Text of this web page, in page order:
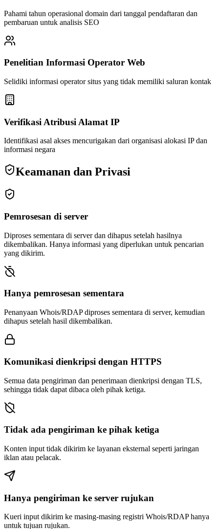
Pahami tahun operasional domain dari tanggal pendaftaran dan
pembaruan untuk analisis SEO
Penelitian Informasi Operator Web
Selidiki informasi operator situs yang tidak memiliki saluran kontak
Verifikasi Atribusi Alamat IP
Identifikasi asal akses mencurigakan dari organisasi alokasi IP dan
informasi negara
Keamanan dan Privasi
Pemrosesan di server
Diproses sementara di server dan dihapus setelah hasilnya
dikembalikan. Hanya informasi yang diperlukan untuk pencarian
yang dikirim.
Hanya pemrosesan sementara
Penanyaan Whois/RDAP diproses sementara di server, kemudian
dihapus setelah hasil dikembalikan.
Komunikasi dienkripsi dengan HTTPS
Semua data pengiriman dan penerimaan dienkripsi dengan TLS,
sehingga tidak dapat dibaca oleh pihak ketiga.
Tidak ada pengiriman ke pihak ketiga
Konten input tidak dikirim ke layanan eksternal seperti jaringan
iklan atau pelacak.
Hanya pengiriman ke server rujukan
Kueri input dikirim ke masing-masing registri Whois/RDAP hanya
untuk tujuan rujukan.